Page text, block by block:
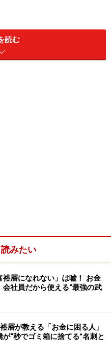
高齢者が賃貸市場で直面す
裏側と、賃貸難民になら
の具体的な自衛策を紹介し
貸物件は借りられな
読む
みたい
裕層になれない」は嘘！ お金
社員だから使える“最強の武
層が教える「お金に困る人」
“秒でゴミ箱に捨てる”名刺と